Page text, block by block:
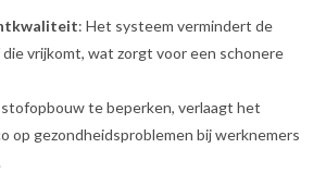
: Het systeem vermindert de
vrijkomt, wat zorgt voor een schonere
stofopbouw te beperken, verlaagt het
op gezondheidsproblemen bij werknemers